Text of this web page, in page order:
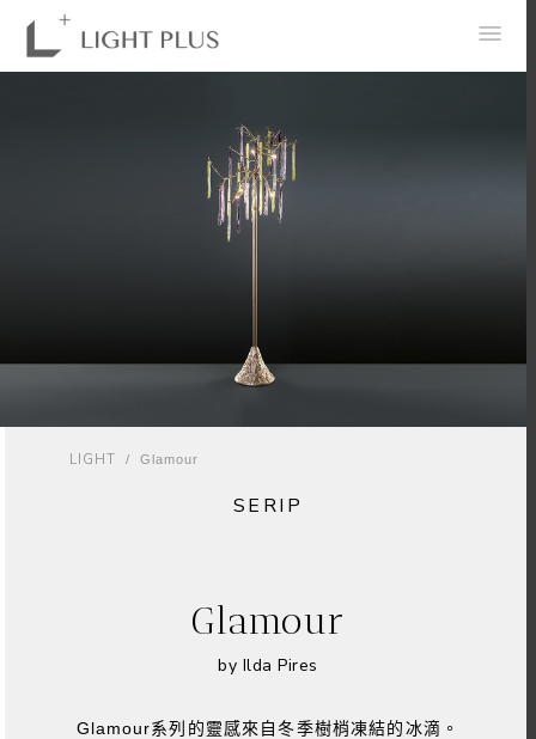
Glamour
SERIP
by Ilda Pires
Glamour系列的靈感來自冬季樹梢凍結的冰滴。
LIGHT / Glamour